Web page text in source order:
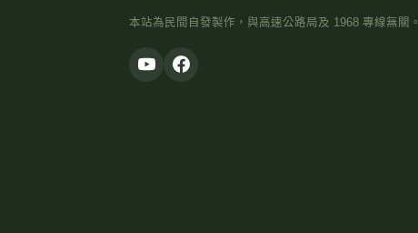
本站為民間自發製作，與高速公路局及 1968 專線無關。